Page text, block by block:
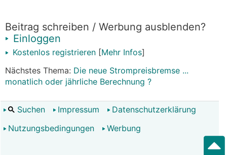
Beitrag schreiben / Werbung ausblenden?
Einloggen
Kostenlos registrieren [Mehr Infos]
Nächstes Thema: Die neue Strompreisbremse ...
monatlich oder jährliche Berechnung ?
Suchen Impressum
Datenschutzerklärung
Nutzungsbedingungen
Werbung